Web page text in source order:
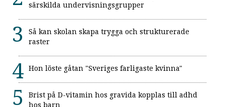
särskilda undervisningsgrupper
Så kan skolan skapa trygga och strukturerade
raster
Hon löste gåtan "Sveriges farligaste kvinna"
Brist på D-vitamin hos gravida kopplas till adhd
hos barn